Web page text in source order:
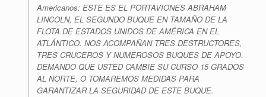
Americanos: ESTE ES EL PORTAVIONES ABRAHAM
LINCOLN, EL SEGUNDO BUQUE EN TAMAÑO DE LA
FLOTA DE ESTADOS UNIDOS DE AMÉRICA EN EL
ATLÁNTICO. NOS ACOMPAÑAN TRES DESTRUCTORES,
TRES CRUCEROS Y NUMEROSOS BUQUES DE APOYO.
DEMANDO QUE USTED CAMBIE SU CURSO 15 GRADOS
AL NORTE, O TOMAREMOS MEDIDAS PARA
GARANTIZAR LA SEGURIDAD DE ESTE BUQUE.